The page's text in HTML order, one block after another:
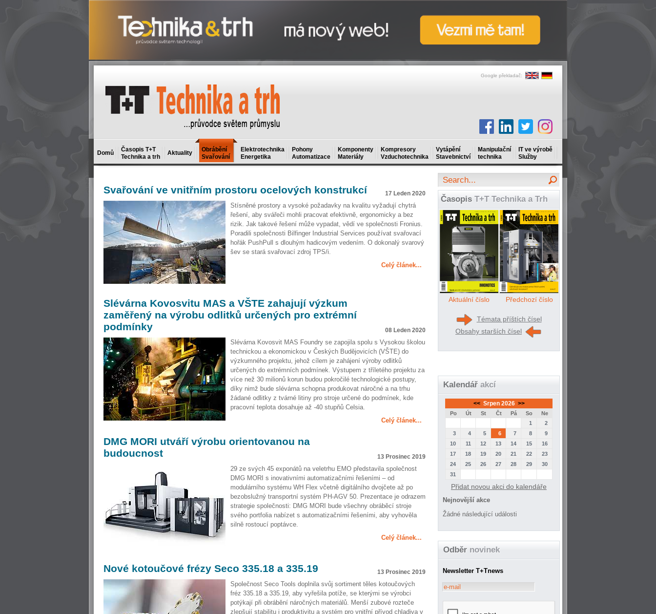
Google překladač:
Domů
Časopis T+T
Technika a trh
Aktuality
Obrábění
Svařování
Elektrotechnika
Energetika
Pohony
Automatizace
Komponenty
Materiály
Kompresory
Vzduchotechnika
Vytápění
Stavebnictví
Manipulační
technika
IT ve výrobě
Služby
Svařováníve vnitřním prostoru ocelových konstrukcí 17 Leden 2020
Stísněné prostory a vysoké požadavky na kvalitu vyžadují chytrá
řešení, aby svářeči mohli pracovat efektivně, ergonomicky a bez
rizik. Jak takové řešení může vypadat, vědí ve společnosti Fronius.
Poradili společnosti Bilfinger Industrial Services používat svařovací
hořák PushPull s dlouhým hadicovým vedením. O dokonalý svarový
šev se stará svařovací zdroj TPS/i.
Celý článek...
Slévárna Kovosvitu MAS a VŠTE zahajují výzkum
zaměřený na výrobu odlitků určených pro extrémní
podmínky
08 Leden 2020
Slévárna Kovosvit MAS Foundry se zapojila spolu s Vysokou školou
technickou a ekonomickou v Českých Budějovicích (VŠTE) do
výzkumného projektu, jehož cílem je zahájení výroby odlitků
určených do extrémních podmínek. Výstupem z tříletého projektu za
více než 30 milionů korun budou pokročilé technologické postupy,
díky nimž bude slévárna schopna produkovat náročné a na trhu
žádané odlitky z tvárné litiny pro stroje určené do podmínek, kde
pracovní teplota dosahuje až -40 stupňů Celsia.
Celý článek...
DMG MORI utváří výrobu orientovanou na
budoucnost
13 Prosinec 2019
29 ze svých 45 exponátů na veletrhu EMO představila společnost
DMG MORI s inovativními automatizačními řešeními – od
modulárního systému WH Flex včetně digitálního dvojčete až po
bezobslužný transportní systém PH-AGV 50. Prezentace je odrazem
strategie společnosti: DMG MORI bude všechny obráběcí stroje
svého portfolia nabízet s automatizačními řešeními, aby vyhověla
silně rostoucí poptávce.
Celý článek...
Nové kotoučové frézy Seco 335.18 a 335.19 13 Prosinec 2019
Společnost Seco Tools doplnila svůj sortiment těles kotoučových
fréz 335.18 a 335.19, aby vyřešila potíže, se kterými se výrobci
potýkají při obrábění náročných materiálů. Menší zubové rozteče
zlepšují stabilitu i produktivitu a systém pro vnitřní přívod chladiva v
Časopis T+T Technika a Trh
Aktuální číslo Předchozí číslo
Témata příštích čísel
Obsahy starších čísel
Kalendář akcí
<< Srpen 2026 >>
Po Út St Čt Pá So
Ne
1
2
3
4 5 6 7 8
9
10
11 12 13 14 15
16
17
18 19 20 21 22
23
24
25 26 27 28 29
30
31
Přidat novou akci do kalendáře
Nejnovější akce
Žádné následující události
Odběr novinek
Newsletter T+Tnews